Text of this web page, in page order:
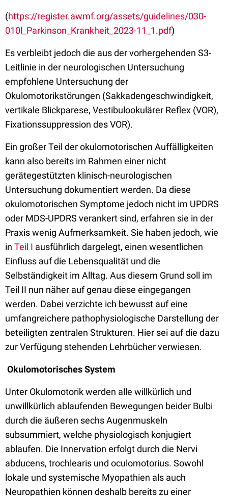
(https://register.awmf.org/assets/guidelines/030-
010l_Parkinson_Krankheit_2023-11_1.pdf)
Es verbleibt jedoch die aus der vorhergehenden S3-
Leitlinie in der neurologischen Untersuchung
empfohlene Untersuchung der
Okulomotorikstörungen (Sakkadengeschwindigkeit,
vertikale Blickparese, Vestibulookulärer Reflex (VOR),
Fixationssuppression des VOR).
Ein großer Teil der okulomotorischen Auffälligkeiten
kann also bereits im Rahmen einer nicht
gerätegestützten klinisch-neurologischen
Untersuchung dokumentiert werden. Da diese
okulomotorischen Symptome jedoch nicht im UPDRS
oder MDS-UPDRS verankert sind, erfahren sie in der
Praxis wenig Aufmerksamkeit. Sie haben jedoch, wie
in Teil I ausführlich dargelegt, einen wesentlichen
Einfluss auf die Lebensqualität und die
Selbständigkeit im Alltag. Aus diesem Grund soll im
Teil II nun näher auf genau diese eingegangen
werden. Dabei verzichte ich bewusst auf eine
umfangreichere pathophysiologische Darstellung der
beteiligten zentralen Strukturen. Hier sei auf die dazu
zur Verfügung stehenden Lehrbücher verwiesen.
Okulomotorisches System
Unter Okulomotorik werden alle willkürlich und
unwillkürlich ablaufenden Bewegungen beider Bulbi
durch die äußeren sechs Augenmuskeln
subsummiert, welche physiologisch konjugiert
ablaufen. Die Innervation erfolgt durch die Nervi
abducens, trochlearis und oculomotorius. Sowohl
lokale und systemische Myopathien als auch
Neuropathien können deshalb bereits zu einer